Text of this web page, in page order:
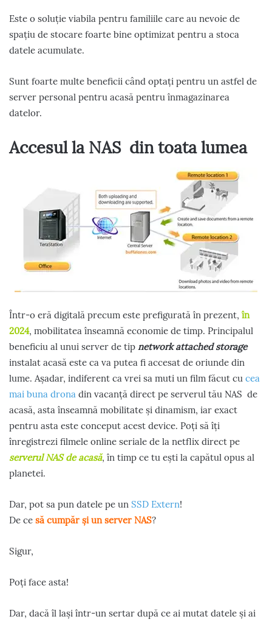
Este o soluție viabila pentru familiile care au nevoie de
spațiu de stocare foarte bine optimizat pentru a stoca
datele acumulate.
Sunt foarte multe beneficii când optați pentru un astfel de
server personal pentru acasă pentru înmagazinarea
datelor.
Accesul la NAS din toata lumea
Într-o eră digitală precum este prefigurată în prezent, în
2024, mobilitatea înseamnă economie de timp. Principalul
beneficiu al unui server de tip network attached storage
instalat acasă este ca va putea fi accesat de oriunde din
lume. Așadar, indiferent ca vrei sa muti un film făcut cu cea
mai buna drona din vacanță direct pe serverul tău NAS de
acasă, asta înseamnă mobilitate și dinamism, iar exact
pentru asta este conceput acest device. Poți să îți
înregistrezi filmele online seriale de la netflix direct pe
serverul NAS de acasă, în timp ce tu ești la capătul opus al
planetei.
Dar, pot sa pun datele pe un SSD Extern!
De ce să cumpăr și un server NAS?
Sigur,
Poți face asta!
Dar, dacă îl lași într-un sertar după ce ai mutat datele și ai